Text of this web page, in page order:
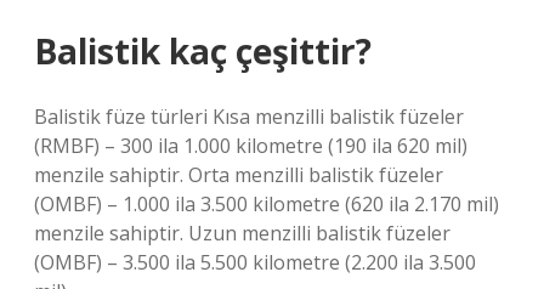
Balistik kaç çeşittir?
Balistik füze türleri Kısa menzilli balistik füzeler
(RMBF) – 300 ila 1.000 kilometre (190 ila 620 mil)
menzile sahiptir. Orta menzilli balistik füzeler
(OMBF) – 1.000 ila 3.500 kilometre (620 ila 2.170 mil)
menzile sahiptir. Uzun menzilli balistik füzeler
(OMBF) – 3.500 ila 5.500 kilometre (2.200 ila 3.500